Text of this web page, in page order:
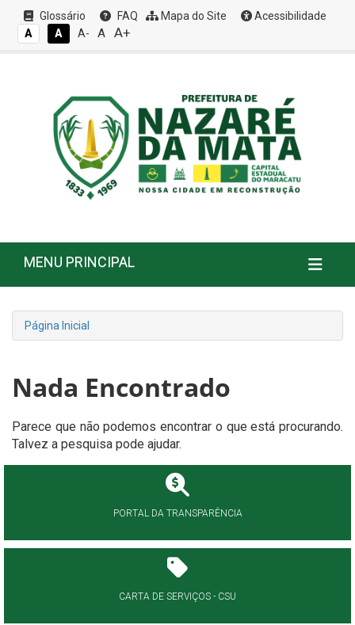
Glossário FAQ Mapa do Site
Acessibilidade
A
A A- A A+
MENU PRINCIPAL
Página Inicial
Nada Encontrado
Parece que não podemos encontrar o que está procurando.
Talvez a pesquisa pode ajudar.
PORTAL DA TRANSPARÊNCIA
CARTA DE SERVIÇOS - CSU